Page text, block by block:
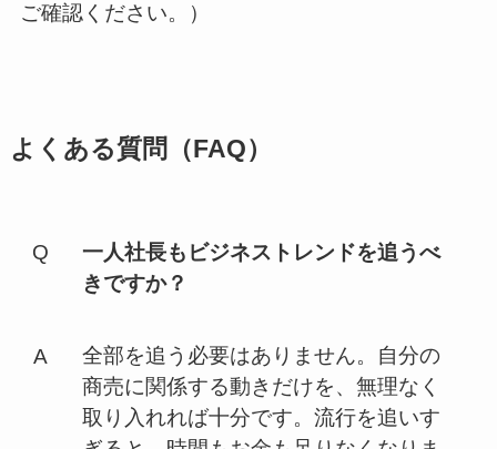
ご確認ください。）
よくある質問（FAQ）
一人社長もビジネストレンドを追うべ
きですか？
全部を追う必要はありません。自分の
商売に関係する動きだけを、無理なく
取り入れれば十分です。流行を追いす